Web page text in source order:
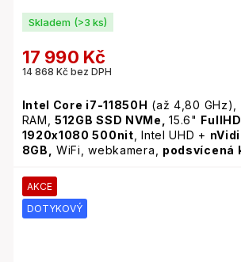
Skladem (>3 ks)
14 868 Kč bez DPH
17 990 Kč
Intel Core i7-11850H (až 4,80 GHz),
RAM, 512GB SSD NVMe,15.6"
1920x1080 500nit , Intel UHD +
8GB,
WiFi, webkamera, podsvícená
AKCE
DOTYKOVÝ